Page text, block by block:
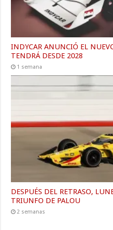
INDYCAR ANUNCIÓ EL
TENDRÁ DESDE 2028
1 semana
DESPUÉS DEL RETRASO,
TRIUNFO DE PALOU
2 semanas